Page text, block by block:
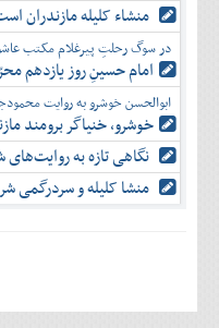
منشاء کلیله مازندران
در سوگ رحلتِ پیرغلام مکتب
امام حسینِ روز یازدهم
ابوالحسن خوشرو به روایت
خوشرو، خنياگر برومند
نگاهی تازه به روایت‌های
منشا کلیله و سردرگمی